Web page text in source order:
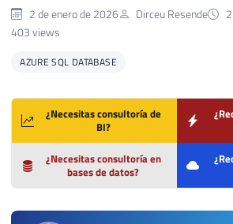
2 de enero de 2026 Dirceu Resende
403 views
AZURE SQL DATABASE
¿Necesitas consultoría de
BI?
¿Necesitas consultoría en
bases de datos?